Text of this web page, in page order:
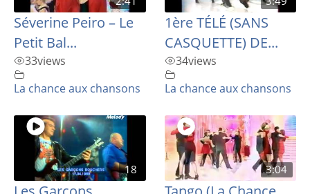
Séverine Peiro – Le
Petit Bal...
33views
La chance aux chansons
1ère TÉLÉ (SANS
CASQUETTE) DE...
34views
La chance aux chansons
18 3:04